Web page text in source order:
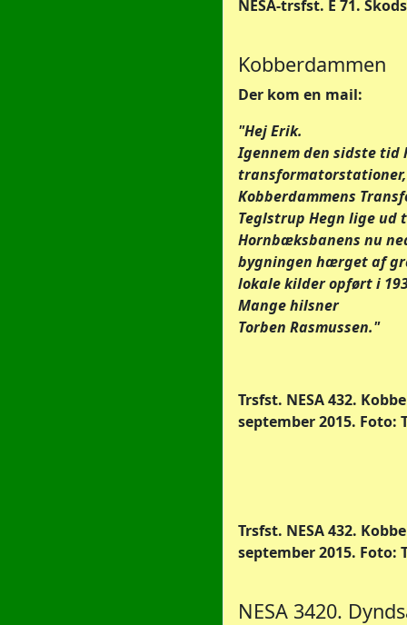
NESA-trsfst. E 71.
Kobberdammen
Der kom en mail:
"Hej Erik.
Igennem den sidste tid
Kobberdammens
Teglstrup Hegn lige
Hornbæksbanens nu
bygningen hærget af
lokale kilder opført i
Mange hilsner
Torben Rasmussen."
Trsfst. NESA 432.
september 2015. Foto:
Trsfst. NESA 432.
september 2015. Foto:
NESA 3420.